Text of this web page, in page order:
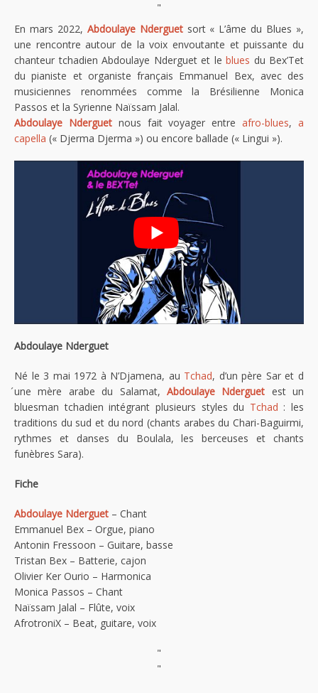
"
En mars 2022, Abdoulaye Nderguetsort « L’âme du Blues »,
une rencontre autour de la voix envoutante et puissante du
chanteur tchadien Abdoulaye Nderguet et le blues du Bex’Tet
du pianiste et organiste français Emmanuel Bex, avec des
musiciennes renommées comme la Brésilienne Monica
Passos et la Syrienne Naïssam Jalal.
Abdoulaye Nderguetnous fait voyager entreafro-blues,a
capella (« Djerma Djerma ») ou encore ballade (« Lingui »).
Abdoulaye Nderguet
Né le 3 mai 1972 à N’Djamena, au Tchad, d’un père Sar et d
́une mère arabe du Salamat, Abdoulaye Nderguet est un
bluesman tchadien intégrant plusieurs styles du Tchad : les
traditions du sud et du nord (chants arabes du Chari-Baguirmi,
rythmes et danses du Boulala, les berceuses et chants
funèbres Sara).
Fiche
Abdoulaye Nderguet – Chant
Emmanuel Bex – Orgue, piano
Antonin Fressoon – Guitare, basse
Tristan Bex – Batterie, cajon
Olivier Ker Ourio – Harmonica
Monica Passos – Chant
Naïssam Jalal – Flûte, voix
AfrotroniX – Beat, guitare, voix
"
"